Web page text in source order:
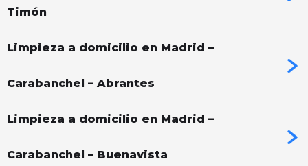
Timón
Limpieza a domicilio en Madrid –
Carabanchel – Abrantes
Limpieza a domicilio en Madrid –
Carabanchel – Buenavista